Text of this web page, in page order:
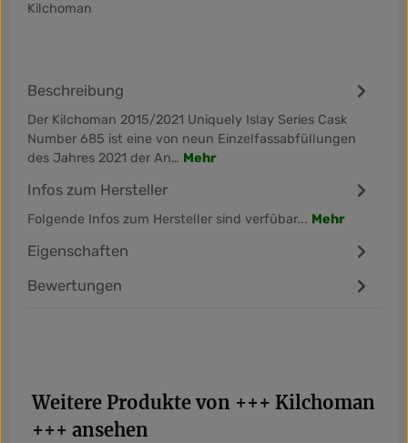
Kilchoman
Beschreibung
Der Kilchoman 2015/2021 Uniquely Islay Series Cask
Number 685 ist eine von neun Einzelfassabfüllungen
des Jahres 2021 der An… Mehr
Infos zum Hersteller
Folgende Infos zum Hersteller sind verfübar... Mehr
Eigenschaften
Bewertungen
Produktgalerie überspringen
Weitere Produkte von +++ Kilchoman
+++ ansehen